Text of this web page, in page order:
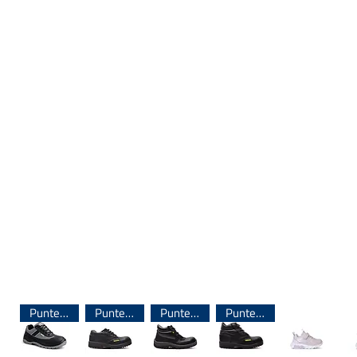
Puntera de Acero Puntera de Acero Puntera de Acero Puntera de Acero